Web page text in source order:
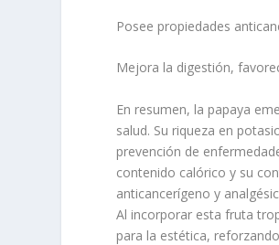
Posee propiedades
Mejora la digestión,
En resumen, la papaya
salud. Su riqueza en
prevención de
contenido calórico y su
anticancerígeno y
Al incorporar esta fruta
para la estética,